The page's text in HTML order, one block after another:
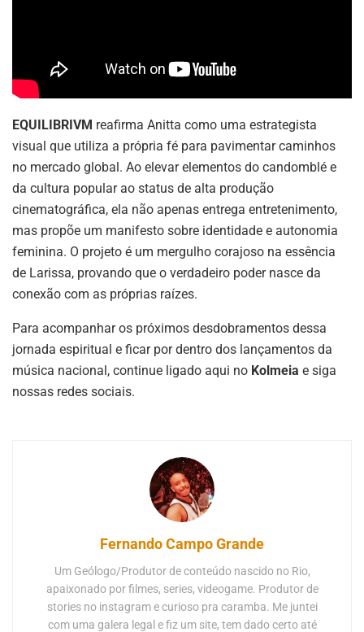
EQUILIBRIVM reafirma Anitta como uma estrategista
visual que utiliza a própria fé para pavimentar caminhos
no mercado global. Ao elevar elementos do candomblé e
da cultura popular ao status de alta produção
cinematográfica, ela não apenas entrega entretenimento,
mas propõe um manifesto sobre identidade e autonomia
feminina. O projeto é um mergulho corajoso na essência
de Larissa, provando que o verdadeiro poder nasce da
conexão com as próprias raízes.
Para acompanhar os próximos desdobramentos dessa
jornada espiritual e ficar por dentro dos lançamentos da
música nacional, continue ligado aqui no Kolmeia e siga
nossas redes sociais.
Fernando Campo Grande
Um Geólogo/Produtor de conteúdo nascido no Rio,
apaixonado por filmes, series, videogame. Produtor de
stories no instagram e curioso pra caramba. Me juntei
com uma galera legal e fiz um site, tem dado certo até